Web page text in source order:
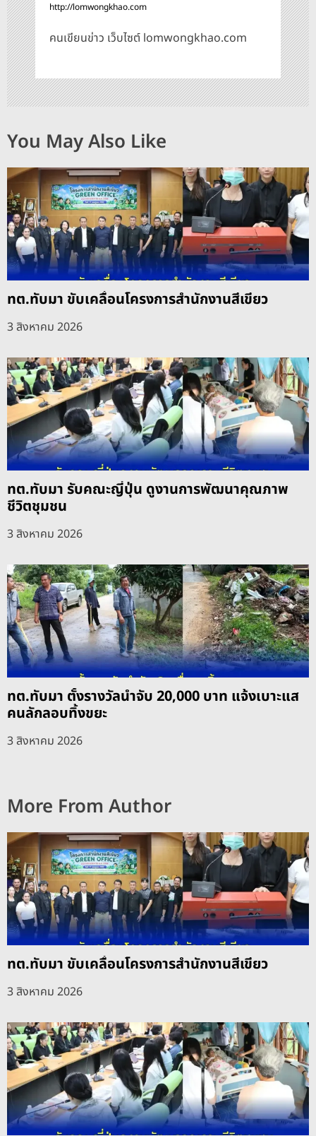
http://lomwongkhao.com
คนเขียนข่าว เว็บไซต์ lomwongkhao.com
You May Also Like
ทต.ทับมา ขับเคลื่อนโครงการสำนักงานสีเขียว
3 สิงหาคม 2026
ทต.ทับมา รับคณะญี่ปุ่น ดูงานการพัฒนาคุณภาพ
ชีวิตชุมชน
3 สิงหาคม 2026
ทต.ทับมา ตั้งรางวัลนำจับ 20,000 บาท แจ้งเบาะแส
คนลักลอบทิ้งขยะ
3 สิงหาคม 2026
More From Author
ทต.ทับมา ขับเคลื่อนโครงการสำนักงานสีเขียว
3 สิงหาคม 2026